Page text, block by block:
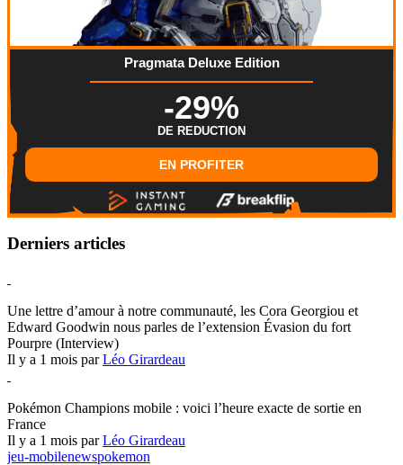
Pragmata Deluxe Edition
-29%
DE REDUCTION
EN PROFITER
Derniers articles
Une lettre d’amour à notre communauté, les Cora Georgiou et
Edward Goodwin nous parles de l’extension Évasion du fort
Pourpre (Interview)
Il y a 1 mois parLéo Girardeau
Pokémon Champions mobile : voici l’heure exacte de sortie en
France
Il y a 1 mois parLéo Girardeau
jeu-mobilenewspokemon